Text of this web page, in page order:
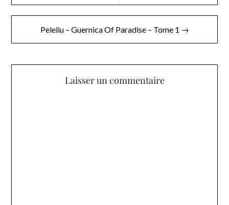
de
l’articlePeleliu – Guernica Of Paradise – Tome 1 →
Laisser un commentaire